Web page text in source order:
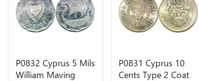
P0832 Cyprus 5 Mils
William Maving
P0831 Cyprus 10
Cents Type 2 Coat